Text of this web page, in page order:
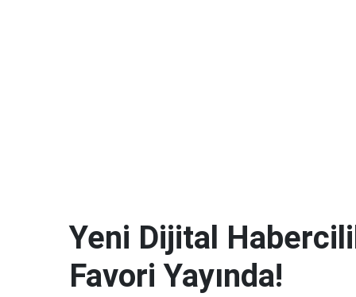
Yeni Dijital
Favori Yayında!